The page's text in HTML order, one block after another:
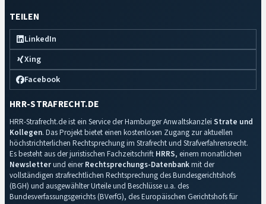
TEILEN
LinkedIn
Xing
Facebook
HRR-STRAFRECHT.DE
HRR-Strafrecht.de ist ein Service der Hamburger Anwaltskanzlei Strate und
Kollegen. Das Projekt bietet einen kostenlosen Zugang zur aktuellen
höchstrichterlichen Rechtsprechung im Strafrecht und Strafverfahrensrecht.
Es besteht aus der juristischen Fachzeitschrift HRRS, einem monatlichen
Newsletterund einerRechtsprechungs-Datenbankmit der
vollständigen strafrechtlichen Rechtsprechung des Bundesgerichtshofs
(BGH) und ausgewählter Urteile und Beschlüsse u.a. des
Bundesverfassungsgerichts (BVerfG), des Europäischen Gerichtshofs für